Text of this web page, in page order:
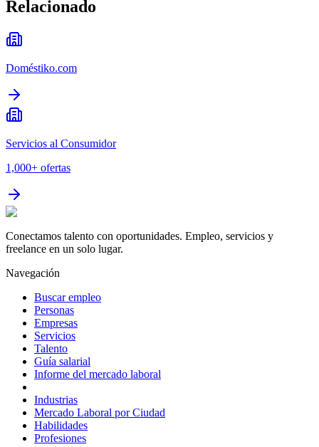
Relacionado
Doméstiko.com
Servicios al Consumidor
1,000+ ofertas
Conectamos talento con oportunidades. Empleo, servicios y
freelance en un solo lugar.
Navegación
Buscar empleo
Personas
Empresas
Servicios
Talento
Guía salarial
Informe del mercado laboral
Industrias
Mercado Laboral por Ciudad
Habilidades
Profesiones